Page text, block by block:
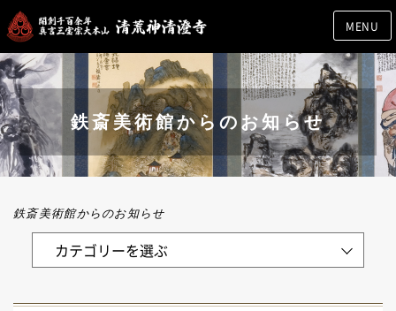
MENU
鉄斎美術館からのお知らせ
鉄斎美術館からのお知らせ